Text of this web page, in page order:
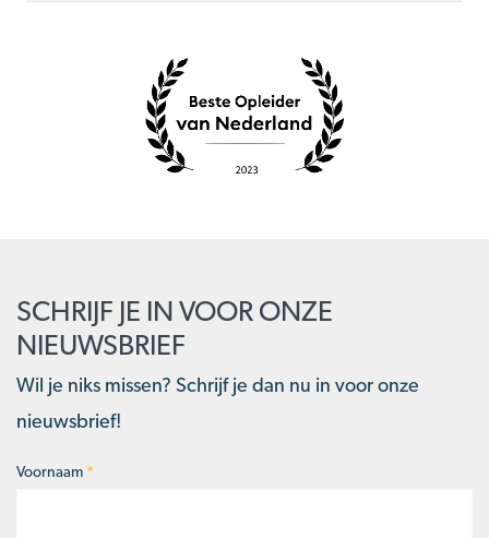
SCHRIJF JE IN VOOR ONZE
NIEUWSBRIEF
Wil je niks missen? Schrijf je dan nu in voor onze
nieuwsbrief!
Naam*
Voornaam *